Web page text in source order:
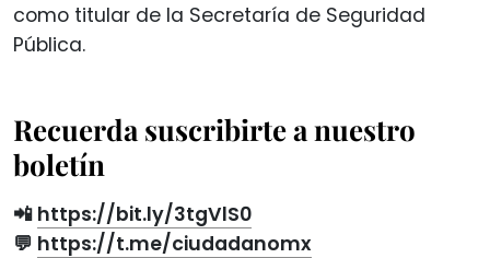
como titular de la Secretaría de Seguridad
Pública.
Recuerda suscribirte a nuestro
boletín
📲 https://bit.ly/3tgVlS0
💬 https://t.me/ciudadanomx